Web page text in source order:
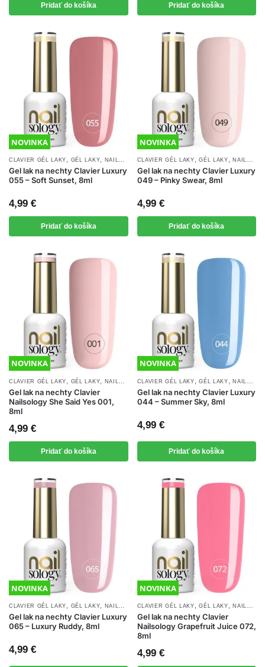
Pridať do košíka Pridať do košíka
NOVINKA
CLAVIER GÉL LAKY GÉL LAKY NAILSOLOGY GÉL LAKY ,NOVINKY
Gel lak na nechty Clavier Luxury
055 – Soft Sunset, 8ml
4,99 €
Pridať do košíka
NOVINKA
CLAVIER GÉL LAKY ,GÉL LAKY ,NAILSOLOGY GÉL LAKY
Gel lak na nechty Clavier Luxury
049 – Pinky Swear, 8ml
4,99 €
Pridať do košíka
NOVINKA
CLAVIER GÉL LAKY GÉL LAKY NAILSOLOGY GÉL LAKY , NOVINKY
Gel lak na nechty Clavier
Nailsology She Said Yes 001,
8ml
4,99 €
Pridať do košíka
NOVINKA
CLAVIER GÉL LAKY ,GÉL LAKY ,NAILSOLOGY GÉL LAKY
Gel lak na nechty Clavier Luxury
044 – Summer Sky, 8ml
4,99 €
Pridať do košíka
NOVINKA
CLAVIER GÉL LAKY GÉL LAKY NAILSOLOGY GÉL LAKY ,NOVINKY
Gel lak na nechty Clavier Luxury
065 – Luxury Ruddy, 8ml
4,99 €
NOVINKA
CLAVIER GÉL LAKY ,GÉL LAKY ,NAILSOLOGY GÉL LAKY
Gel lak na nechty Clavier
Nailsology Grapefruit Juice 072,
8ml
4,99 €